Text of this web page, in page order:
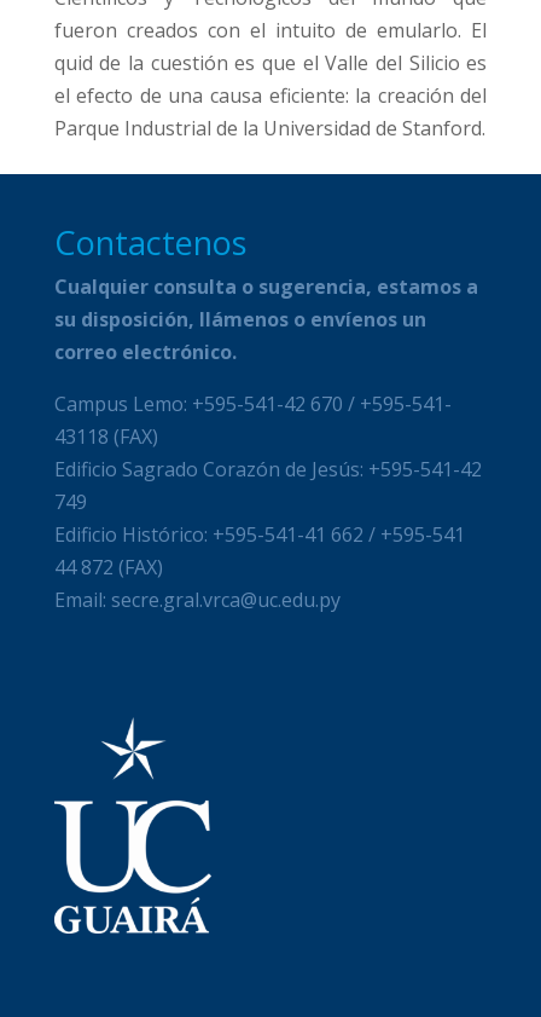
fueron creados con el intuito de emularlo. El
quid de la cuestión es que el Valle del Silicio es
el efecto de una causa eficiente: la creación del
Parque Industrial de la Universidad de Stanford.
Contactenos
Cualquier consulta o sugerencia, estamos a
su disposición, llámenos o envíenos un
correo electrónico.
Campus Lemo: +595-541-42 670 / +595-541-
43118 (FAX)
Edificio Sagrado Corazón de Jesús: +595-541-42
749
Edificio Histórico: +595-541-41 662 / +595-541
44 872 (FAX)
Email: secre.gral.vrca@uc.edu.py